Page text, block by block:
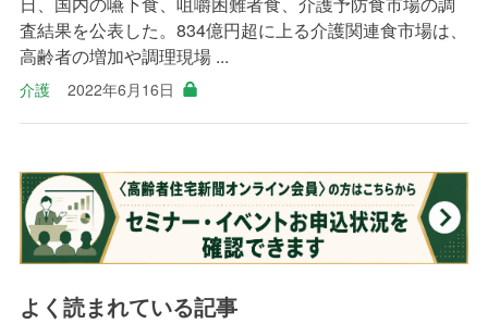
査結果を公表した。834億円超に上る介護関連食市場は、
高齢者の増加や調理現場 ...
介護 2022年6月16日
よく読まれている記事